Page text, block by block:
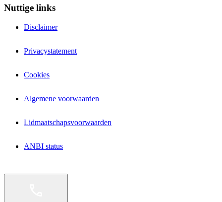
Nuttige links
Disclaimer
Privacystatement
Cookies
Algemene voorwaarden
Lidmaatschapsvoorwaarden
ANBI status